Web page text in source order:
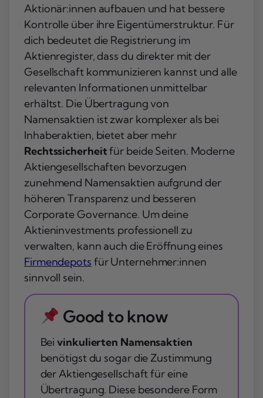
Aktionär:innen aufbauen und hat bessere
Kontrolle über ihre Eigentümerstruktur. Für
dich bedeutet die Registrierung im
Aktienregister, dass du direkter mit der
Gesellschaft kommunizieren kannst und alle
relevanten Informationen unmittelbar
erhältst. Die Übertragung von
Namensaktien ist zwar komplexer als bei
Inhaberaktien, bietet aber mehr
Rechtssicherheitfür beide Seiten. Moderne
Aktiengesellschaften bevorzugen
zunehmend Namensaktien aufgrund der
höheren Transparenz und besseren
Corporate Governance. Um deine
Aktieninvestments professionell zu
verwalten, kann auch die Eröffnung eines
Firmendepots für Unternehmer:innen
sinnvoll sein.
Good to know
Beivinkulierten Namensaktien
benötigst du sogar die Zustimmung
der Aktiengesellschaft für eine
Übertragung. Diese besondere Form